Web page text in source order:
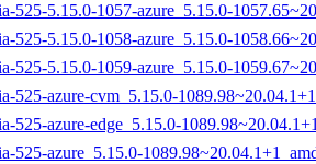
525-5.15.0-1057-azure_5.15.0-
525-5.15.0-1058-azure_5.15.0-
525-5.15.0-1059-azure_5.15.0-
525-azure-cvm_5.15.0-
525-azure-edge_5.15.0-
525-azure_5.15.0-